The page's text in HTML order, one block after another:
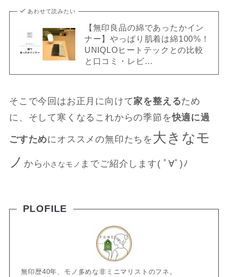
あわせて読みたい
【無印良品の綿であったかイン
ナー】やっぱり肌着は綿100%！
UNIQLOヒートテックとの比較
と口コミ・レビ…
そこで今回はお正月に向けて家を整えるため
に、そして寒くなるこれからの季節を快適に過
ごすためにオススメの無印たちを 大きなモ
ノ から小さなモノ までご紹介します( ﾟ∀ﾟ)ﾉ
PLOFILE
無印歴40年、モノ多めな非ミニマリストのフネ。